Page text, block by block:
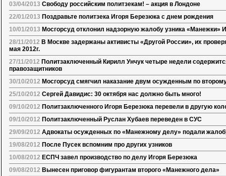
03/04/2013 Свободу российским политзекам! – акция в Лондоне
22/01/2013 Поздравьте политзека Игоря Березюка с днем рождения
10/01/2013 Мосгорсуд отклонил надзорную жалобу узника «Манежки»
28/11/2012 В Москве задержаны активисты «Другой России», их
мая 2012г.
27/11/2012 Политзаключенный Кирилл Унчук четыре недели
правозащитников
30/10/2012 Мосгорсуд смягчил наказание двум осужденным по
25/10/2012 Сергей Давидис: 30 октября нас должно быть много!
09/10/2012 Политзаключенного Игоря Березюка перевели в другую
09/10/2012 Политзаключенный Руслан Хубаев переведен в СУС
29/09/2012 Адвокаты осужденных по «Манежному делу» подали
19/08/2012 После Пусек вспомним про других узников
10/08/2012 ЕСПЧ завел производство по делу Игоря Березюка
09/08/2012 Вынесен приговор фигурантам второго «Манежного дела»